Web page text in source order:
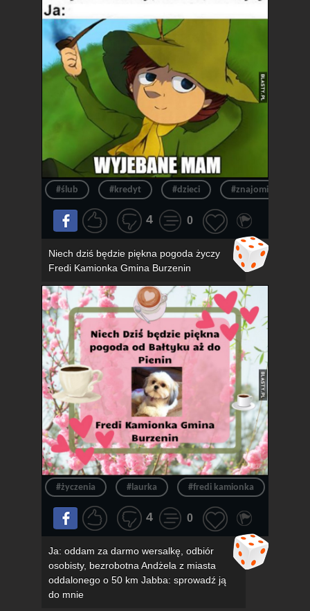
#ślub #kredyt #dzieci #znajomi
4 0
Niech dziś będzie piękna pogoda życzy
Fredi Kamionka Gmina Burzenin
#życzenia #laurka #fredi kamionka
4 0
Ja: oddam za darmo wersalkę, odbiór
osobisty, bezrobotna Andżela z miasta
oddalonego o 50 km Jabba: sprowadź ją
do mnie